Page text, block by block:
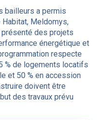
bailleurs a permis
Meldomys,
présenté des projets
énergétique et
respecte
% de logements locatifs
et 50 % en accession
doivent être
des travaux prévu